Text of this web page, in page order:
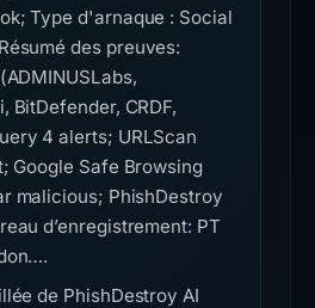
Type d'arnaque : Social
des preuves:
BitDefender, CRDF,
4 alerts; URLScan
Google Safe Browsing
malicious; PhishDestroy
d’enregistrement: PT
de PhishDestroy AI